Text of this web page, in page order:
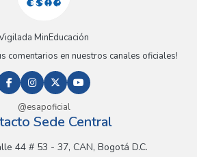
MinEducación
comentarios en nuestros canales oficiales!
@esapoficial
Sede Central
44 # 53 - 37, CAN, Bogotá D.C.